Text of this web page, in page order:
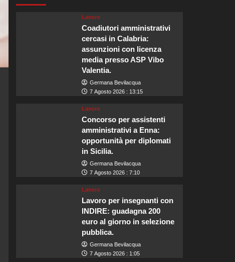
Lavoro
Coadiutori amministrativi
cercasi in Calabria:
assunzioni con licenza
media presso ASP Vibo
Valentia.
Germana Bevilacqua
7 Agosto 2026 : 13:15
Lavoro
Concorso per assistenti
amministrativi a Enna:
opportunità per diplomati
in Sicilia.
Germana Bevilacqua
7 Agosto 2026 : 7:10
Lavoro
Lavoro per insegnanti con
INDIRE: guadagna 200
euro al giorno in selezione
pubblica.
Germana Bevilacqua
7 Agosto 2026 : 1:05